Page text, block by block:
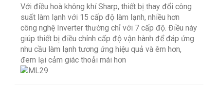
Với điều hoà không khí Sharp, thiết bị thay đổi công
suất làm lạnh với 15 cấp độ làm lạnh, nhiều hơn
công nghệ Inverter thường chỉ với 7 cấp độ. Điều này
giúp thiết bị điều chỉnh cấp độ vận hành để đáp ứng
nhu cầu làm lạnh tương ứng hiệu quả và êm hơn,
đem lại cảm giác thoải mái hơn